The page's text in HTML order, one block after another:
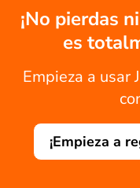
¡No pierdas
es
Empieza a usar
¡Empieza a